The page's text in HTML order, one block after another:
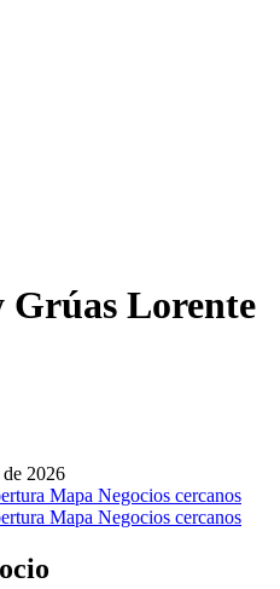
Grúas Lorente
2026
Mapa Negocios cercanos
Mapa Negocios cercanos